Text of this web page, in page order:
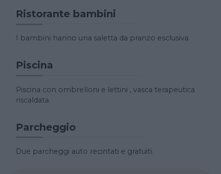
Ristorante bambini
I bambini hanno una saletta da pranzo esclusiva.
Piscina
Piscina con ombrelloni e lettini , vasca terapeutica
riscaldata.
Parcheggio
Due parcheggi auto recintati e gratuiti.